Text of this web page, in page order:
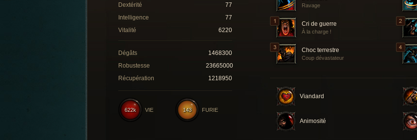
Ravage
Cri de guerre
À la charge !
Choc terrestre
Coup dévastateur
Viandard
Animosité
Dextérité
77
Intelligence
77
Vitalité
6220
Dégâts
1468300
Robustesse
23665000
Récupération
1218950
143 FURIE
622k VIE